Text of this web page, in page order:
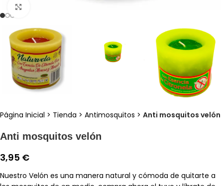
Página Inicial > Tienda > Antimosquitos > Anti mosquitos velón
Anti mosquitos velón
3,95 €
Nuestro Velón es una manera natural y cómoda de quitarte a